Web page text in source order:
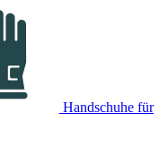
Handschuhe für